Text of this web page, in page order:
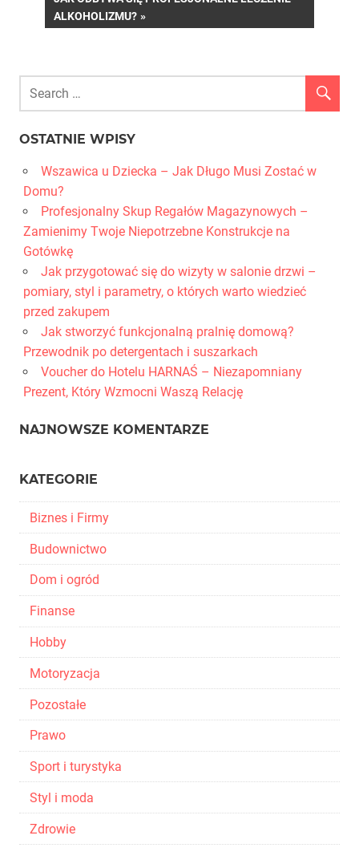
POST:
ALKOHOLIZMU?
OSTATNIE WPISY
Wszawica u Dziecka – Jak Długo Musi Zostać w
Domu?
Profesjonalny Skup Regałów Magazynowych –
Zamienimy Twoje Niepotrzebne Konstrukcje na
Gotówkę
Jak przygotować się do wizyty w salonie drzwi –
pomiary, styl i parametry, o których warto wiedzieć
przed zakupem
Jak stworzyć funkcjonalną pralnię domową?
Przewodnik po detergentach i suszarkach
Voucher do Hotelu HARNAŚ – Niezapomniany
Prezent, Który Wzmocni Waszą Relację
NAJNOWSZE KOMENTARZE
KATEGORIE
Biznes i Firmy
Budownictwo
Dom i ogród
Finanse
Hobby
Motoryzacja
Pozostałe
Prawo
Sport i turystyka
Styl i moda
Zdrowie